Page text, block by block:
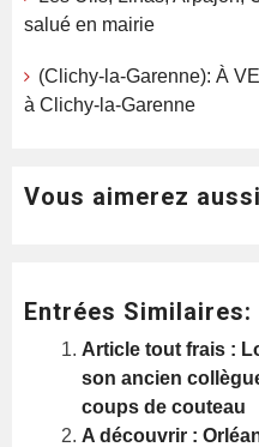
salué en mairie
(Clichy-la-Garenne): À
à Clichy-la-Garenne
Vous aimerez aussi
Entrées Similaires:
Article tout frais :
son ancien
coups de couteau
A découvrir :